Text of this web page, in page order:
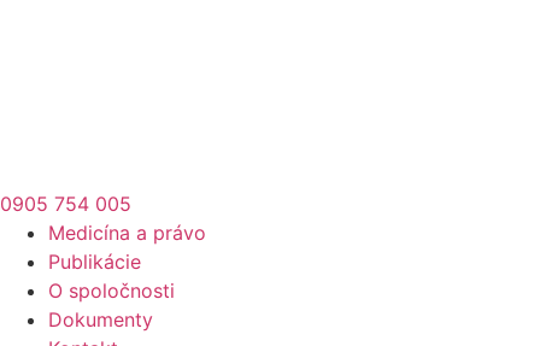
0905 754 005
Medicína a právo
Publikácie
O spoločnosti
Dokumenty